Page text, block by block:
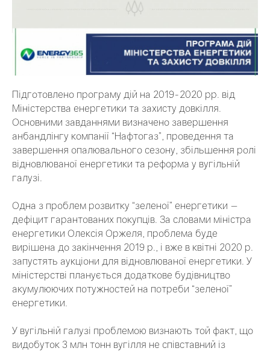
Підготовлено програму дій на 2019-2020 рр. від
Міністерства енергетики та захисту довкілля.
Основними завданнями визначено завершення
анбандлінгу компанії “Нафтогаз”, проведення та
завершення опалювального сезону, збільшення ролі
відновлюваної енергетики та реформа у вугільній
галузі.
Одна з проблем розвитку “зеленої” енергетики —
дефіцит гарантованих покупців. За словами міністра
енергетики Олексія Оржеля, проблема буде
вирішена до закінчення 2019 р., і вже в квітні 2020 р.
запустять аукціони для відновлюваної енергетики. У
міністерстві планується додаткове будівництво
акумулюючих потужностей на потреби “зеленої”
енергетики.
У вугільній галузі проблемою визнають той факт, що
видобуток 3 млн тонн вугілля не співставний із